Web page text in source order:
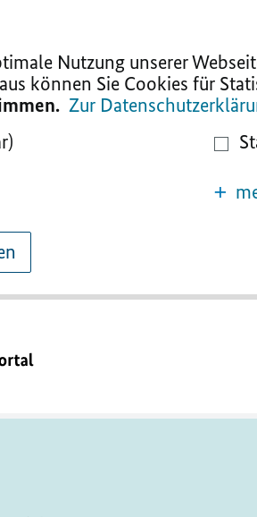
Nutzung unserer
können Sie Cookies für
Zur